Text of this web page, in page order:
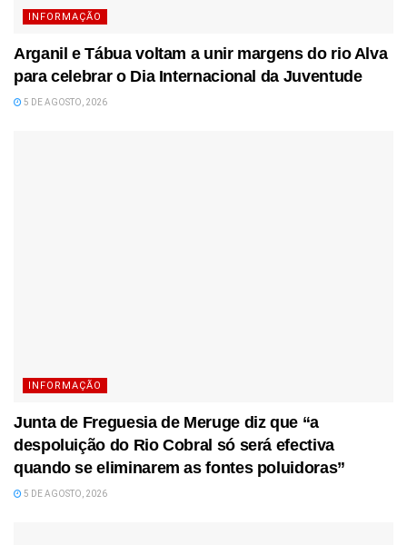
INFORMAÇÃO
Arganil e Tábua voltam a unir margens do rio Alva
para celebrar o Dia Internacional da Juventude
5 DE AGOSTO, 2026
INFORMAÇÃO
Junta de Freguesia de Meruge diz que “a
despoluição do Rio Cobral só será efectiva
quando se eliminarem as fontes poluidoras”
5 DE AGOSTO, 2026